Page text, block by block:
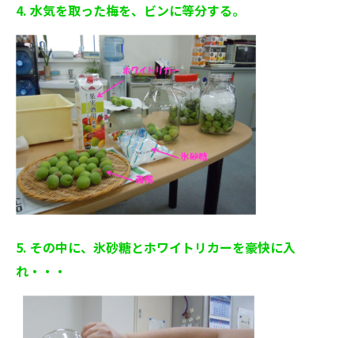
4. 水気を取った梅を、ビンに等分する。
5. その中に、氷砂糖とホワイトリカーを豪快に入
れ・・・